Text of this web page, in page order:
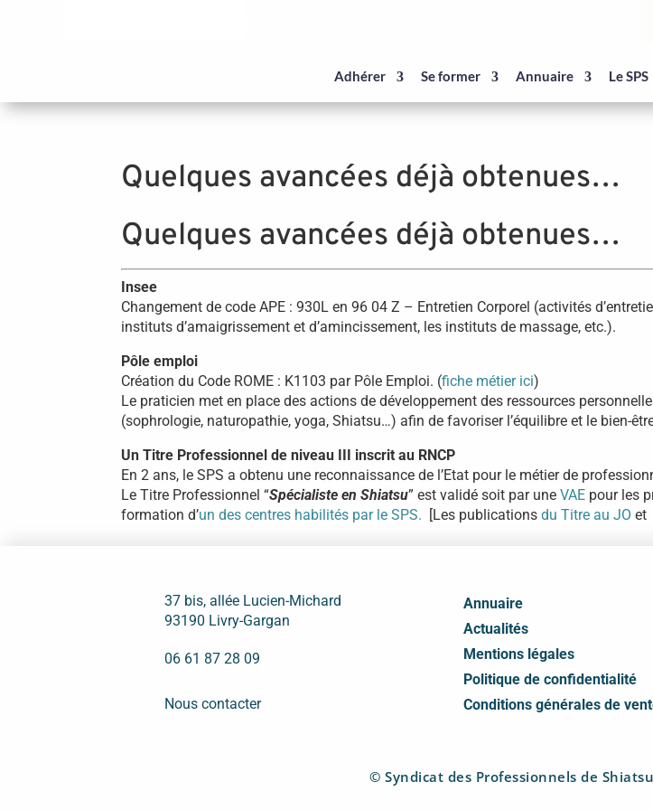
Adhérer Se former Annuaire Le SPS
Quelques avancées déjà obtenues…
Quelques avancées déjà obtenues…
Insee
Changement de code APE : 930L en 96 04 Z – Entretien Corporel (activités
instituts d’amaigrissement et d’amincissement, les instituts de massage, etc.).
Pôle emploi
Création du Code ROME : K1103 par Pôle Emploi. (fiche métier ici)
Le praticien met en place des actions de développement des ressources
(sophrologie, naturopathie, yoga, Shiatsu…) afin de favoriser l’équilibre et le bien-
Un Titre Professionnel de niveau III inscrit au RNCP
En 2 ans, le SPS a obtenu une reconnaissance de l’Etat pour le métier de
Le Titre Professionnel “Spécialiste en Shiatsu” est validé soit par uneVAE pour les
formation d’un des centres habilités par le SPS. [Les publicationsdu Titre au JO et
37 bis, allée Lucien-Michard
93190 Livry-Gargan
06 61 87 28 09
Nous contacter
Annuaire
Actualités
Mentions légales
Politique de confidentialité
Conditions générales de
© Syndicat des Professionnels de